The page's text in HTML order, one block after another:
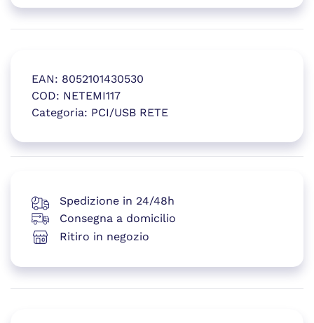
EAN: 8052101430530
COD: NETEMI117
Categoria: PCI/USB RETE
(si apre in una nuova
Spedizione in 24/48h
Consegna a domicilio
Ritiro in negozio